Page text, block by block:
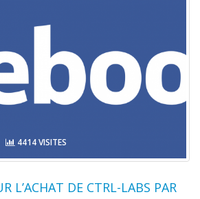
4414 VISITES
L’ACHAT DE CTRL-LABS PAR